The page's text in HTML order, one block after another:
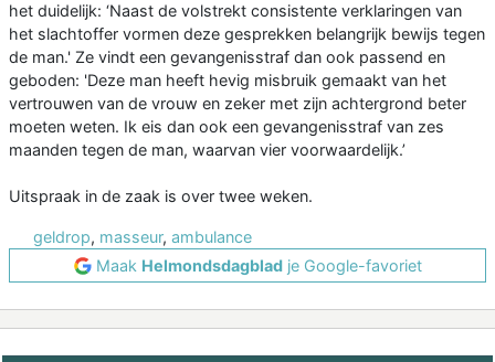
het duidelijk: ‘Naast de volstrekt consistente verklaringen van
het slachtoffer vormen deze gesprekken belangrijk bewijs tegen
de man.' Ze vindt een gevangenisstraf dan ook passend en
geboden: 'Deze man heeft hevig misbruik gemaakt van het
vertrouwen van de vrouw en zeker met zijn achtergrond beter
moeten weten. Ik eis dan ook een gevangenisstraf van zes
maanden tegen de man, waarvan vier voorwaardelijk.’
Uitspraak in de zaak is over twee weken.
geldrop, masseur, ambulance
Maak Helmondsdagbladje Google-favoriet